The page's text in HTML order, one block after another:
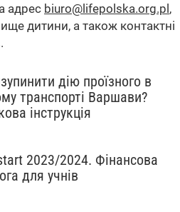
адрес biuro@lifepolska.org.pl ,
дитини, а також контактні
дію проїзного в
транспорті Варшави?
інструкція
2023/2024. Фінансова
для учнів